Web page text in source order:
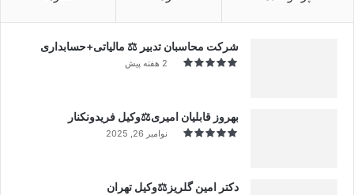
شرکت محاسبان تدبیر ⚖️ مالیاتی+حسابداری
2 هفته پیش
بهروز قابلیان امیری⚖️وکیل فریدونکنار
نوامبر 26, 2025
دکتر امین گلریز⚖️وکیل تهران